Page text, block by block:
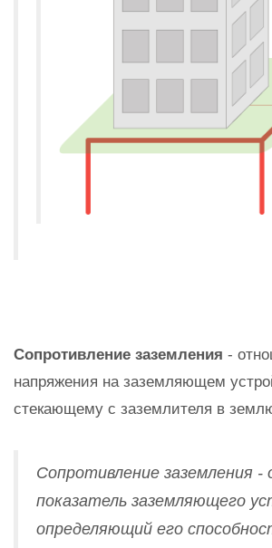
Сопротивление заземления -
напряжения на заземляющем
стекающему с заземлителя в
Сопротивление заземления -
показатель заземляющего
определяющий его